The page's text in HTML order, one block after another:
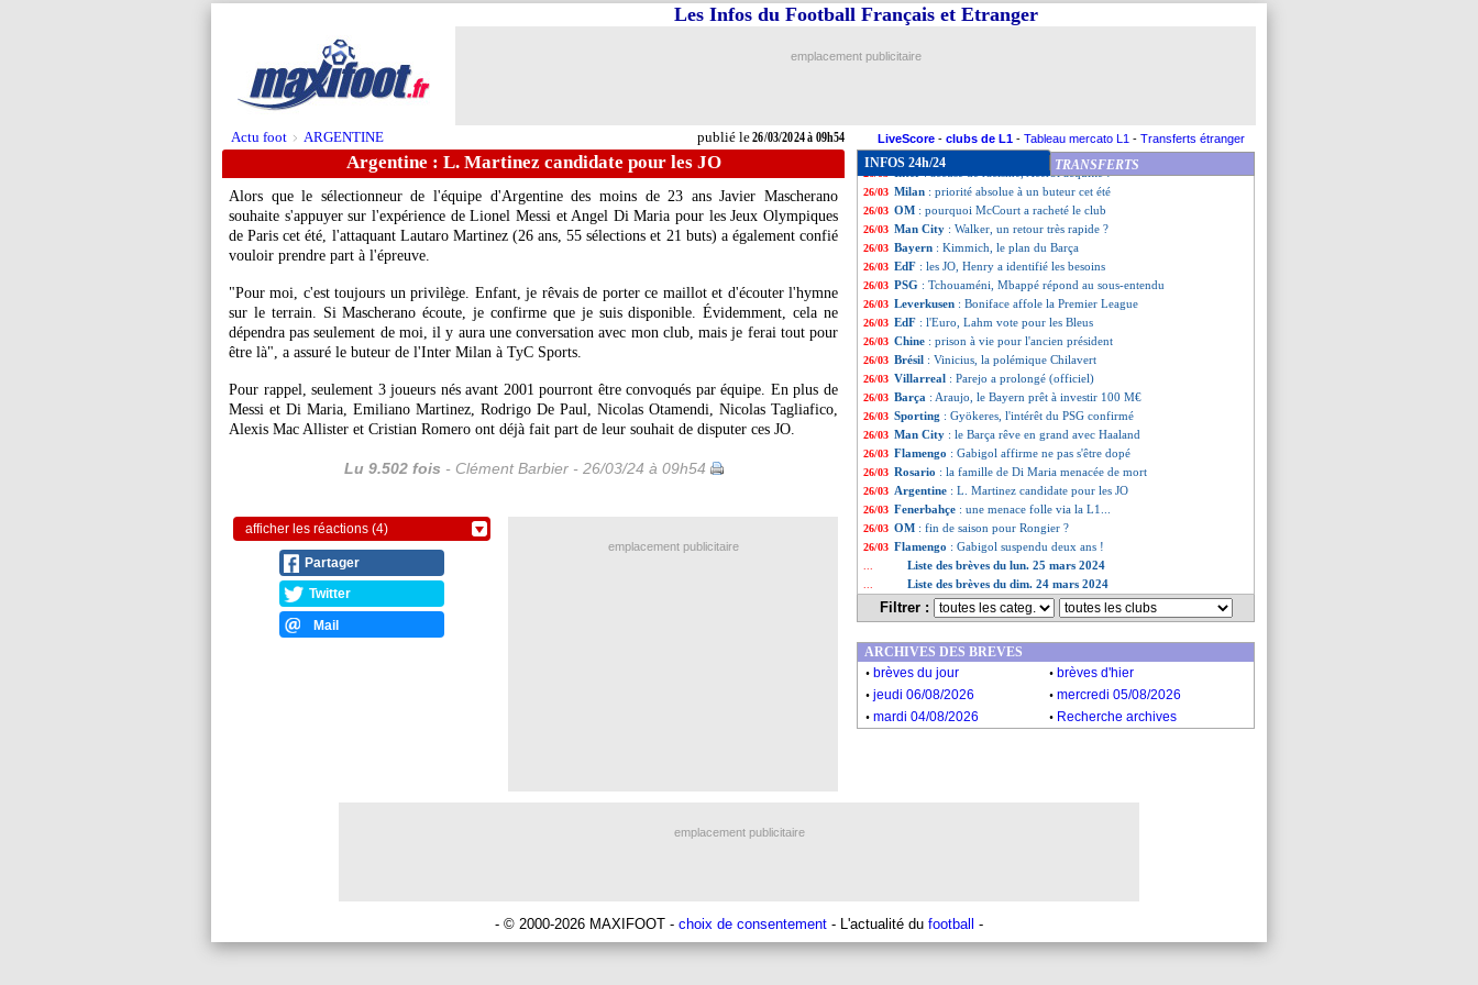
Actu foot > ARGENTINE publié le26/03/2024 à 09h54
Les Infos du Football Français et Etranger
emplacement publicitaire
LiveScore - clubs de L1 - Tableau mercato L1 - Transferts étranger
Argentine : L. Martinez candidate pour les JO
Alors que le sélectionneur de l'équipe d'Argentine des moins de 23 ans Javier Mascherano
souhaite s'appuyer sur l'expérience de Lionel Messi et Angel Di Maria pour les Jeux Olympiques
de Paris cet été, l'attaquant Lautaro Martinez (26 ans, 55 sélections et 21 buts) a également confié
vouloir prendre part à l'épreuve.
"Pour moi, c'est toujours un privilège. Enfant, je rêvais de porter ce maillot et d'écouter l'hymne
sur le terrain. Si Mascherano écoute, je confirme que je suis disponible. Évidemment, cela ne
dépendra pas seulement de moi, il y aura une conversation avec mon club, mais je ferai tout pour
être là", a assuré le buteur de l'Inter Milan à TyC Sports.
Pour rappel, seulement 3 joueurs nés avant 2001 pourront être convoqués par équipe. En plus de
Messi et Di Maria, Emiliano Martinez, Rodrigo De Paul, Nicolas Otamendi, Nicolas Tagliafico,
Alexis Mac Allister et Cristian Romero ont déjà fait part de leur souhait de disputer ces JO.
Lu 9.502 fois - Clément Barbier - 26/03/24 à 09h54
afficher les réactions (4)
Partager
Twitter
Mail
INFOS 24h/24 TRANSFERTS
26/03 Nice: Atal se livre sur son départ
26/03 Naples: Osimhen rêve du PSG !
26/03 Portugal
26/03 Maroc: El Aynaoui, Regragui perd patience
26/03 CdM 2026: Corée du Sud et Chine font le job
: accusé de racisme, Acerbi acquitté !
26/03 Milan : priorité absolue à un buteur cet été
26/03 OM : pourquoi McCourt a racheté le club
26/03 Man City : Walker, un retour très rapide ?
26/03 Bayern : Kimmich, le plan du Barça
26/03 EdF : les JO, Henry a identifié les besoins
26/03 PSG : Tchouaméni, Mbappé répond au sous-entendu
26/03 Leverkusen : Boniface affole la Premier League
26/03 EdF : l'Euro, Lahm vote pour les Bleus
26/03 Chine : prison à vie pour l'ancien président
26/03 Brésil : Vinicius, la polémique Chilavert
26/03 Villarreal : Parejo a prolongé (officiel)
26/03 Barça : Araujo, le Bayern prêt à investir 100 M€
26/03 Sporting : Gyökeres, l'intérêt du PSG confirmé
26/03 Man City : le Barça rêve en grand avec Haaland
26/03 Flamengo : Gabigol affirme ne pas s'être dopé
26/03 Rosario : la famille de Di Maria menacée de mort
26/03 Argentine : L. Martinez candidate pour les JO
26/03 Fenerbahçe : une menace folle via la L1...
26/03 OM : fin de saison pour Rongier ?
26/03 Flamengo : Gabigol suspendu deux ans !
Liste des brèves du lun. 25 mars 2024
Liste des brèves du dim. 24 mars 2024
Filtrer :
emplacement publicitaire
ARCHIVES DES BREVES
. brèves du jour . brèves d'hier
. jeudi 06/08/2026 . mercredi 05/08/2026
. mardi 04/08/2026 . Recherche archives
emplacement publicitaire
- © 2000-2026 MAXIFOOT - choix de consentement - L'actualité du football -